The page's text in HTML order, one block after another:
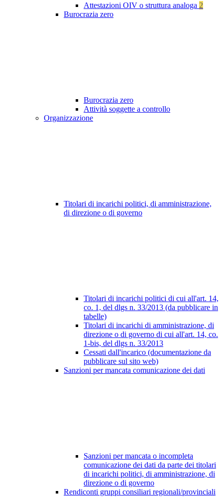
Attestazioni OIV o struttura analoga 2
Burocrazia zero
Burocrazia zero
Attività soggette a controllo
Organizzazione
Titolari di incarichi politici, di amministrazione,
di direzione o di governo
Titolari di incarichi politici di cui all'art. 14,
co. 1, del dlgs n. 33/2013 (da pubblicare in
tabelle)
Titolari di incarichi di amministrazione, di
direzione o di governo di cui all'art. 14, co.
1-bis, del dlgs n. 33/2013
Cessati dall'incarico (documentazione da
pubblicare sul sito web)
Sanzioni per mancata comunicazione dei dati
Sanzioni per mancata o incompleta
comunicazione dei dati da parte dei titolari
di incarichi politici, di amministrazione, di
direzione o di governo
Rendiconti gruppi consiliari regionali/provinciali